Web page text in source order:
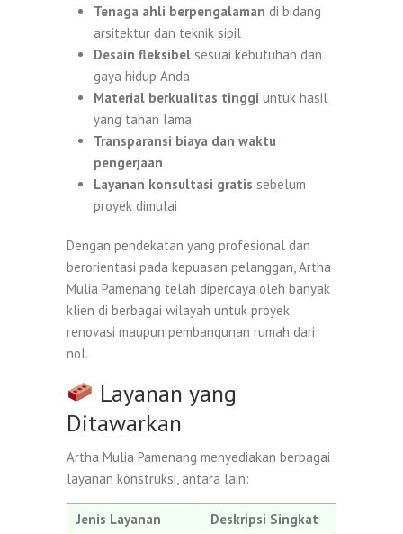
Tenaga ahli berpengalaman di bidang
arsitektur dan teknik sipil
Desain fleksibel sesuai kebutuhan dan
gaya hidup Anda
Material berkualitas tinggi untuk hasil
yang tahan lama
Transparansi biaya dan waktu
pengerjaan
Layanan konsultasi gratis sebelum
proyek dimulai
Dengan pendekatan yang profesional dan
berorientasi pada kepuasan pelanggan, Artha
Mulia Pamenang telah dipercaya oleh banyak
klien di berbagai wilayah untuk proyek
renovasi maupun pembangunan rumah dari
nol.
Layanan yang
Ditawarkan
Artha Mulia Pamenang menyediakan berbagai
layanan konstruksi, antara lain:
Jenis Layanan
Deskripsi Singkat